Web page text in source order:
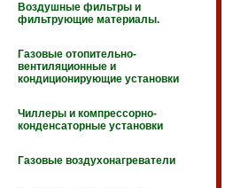
Воздушные фильтры и
фильтрующие материалы.
Газовые отопительно-
вентиляционные и
кондиционирующие установки
Чиллеры и компрессорно-
конденсаторные установки
Газовые воздухонагреватели